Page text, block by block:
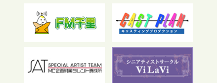
フリーワード検索